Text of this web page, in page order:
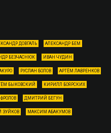
ДОВГАЛЬ АЛЕКСАНДР БЕМ
БЕЗЧАСНЮК ИВАН ЧУДИН
РУСЛАН БОЛОВ АРТЁМ ЛАВРЕНКОВ
БЫКОВСКИЙ КИРИЛЛ БОЯРСКИХ
ДМИТРИЙ БЕГУН
ЗУЙКОВ МАКСИМ АБАКУМОВ